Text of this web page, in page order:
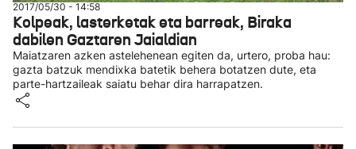
2017/05/30 - 14:58
Kolpeak, lasterketak eta barreak, Biraka
dabilen Gaztaren Jaialdian
Maiatzaren azken astelehenean egiten da, urtero, proba hau:
gazta batzuk mendixka batetik behera botatzen dute, eta
parte-hartzaileak saiatu behar dira harrapatzen.